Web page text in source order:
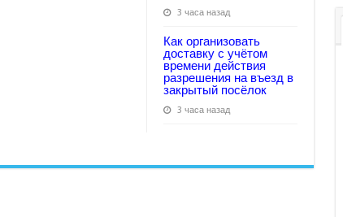
3 часа назад
Как организовать
доставку с учётом
времени действия
разрешения на въезд в
закрытый посёлок
3 часа назад